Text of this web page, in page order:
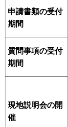
申請書類の受付
期間
質問事項の受付
期間
現地説明会の開
催